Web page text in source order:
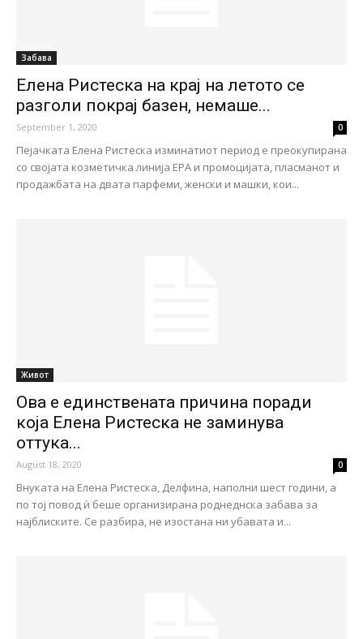
Забава
Елена Ристеска на крај на летото се
разголи покрај базен, немаше...
September 1, 2020 0
Пејачката Елена Ристеска изминатиот период е преокупирана
со својата козметичка линија ЕРА и промоцијата, пласманот и
продажбата на двата парфеми, женски и машки, кои...
Живот
Ова е единствената причина поради
која Елена Ристеска не заминува
оттука...
August 18, 2020 0
Внуката на Елена Ристеска, Делфина, наполни шест години, а
по тој повод ѝ беше организирана роднеднска забава за
најблиските. Се разбира, не изостана ни убавата и...